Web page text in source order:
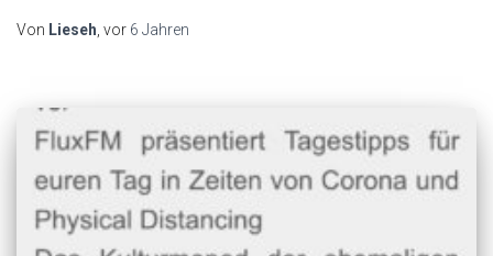
Von Lieseh , vor 6 Jahren